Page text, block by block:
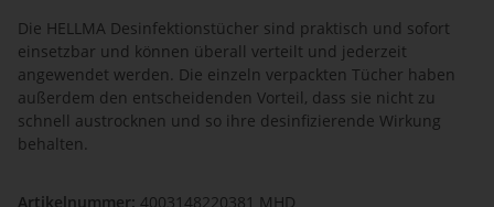
Die HELLMA Desinfektionstücher sind praktisch und sofort
einsetzbar und können überall verteilt und jederzeit
angewendet werden. Die einzeln verpackten Tücher haben
außerdem den entscheidenden Vorteil, dass sie nicht zu
schnell austrocknen und so ihre desinfizierende Wirkung
behalten.
Artikelnummer: 4003148220381 MHD